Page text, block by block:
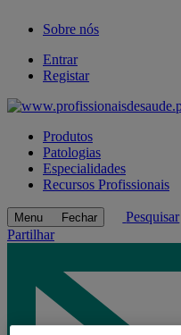
Sobre nós
Entrar
Registar
Produtos
Patologias
Especialidades
Recursos Profissionais
Menu Fechar
Pesquisar
Partilhar